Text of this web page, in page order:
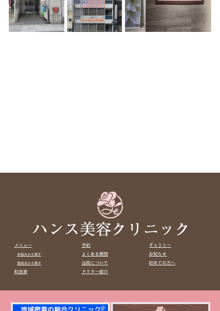
メニュー
お悩みから探す
施術名から探す
料金表
予約
よくある質問
当院について
ドクター紹介
ギャラリー
お知らせ
初めての方へ